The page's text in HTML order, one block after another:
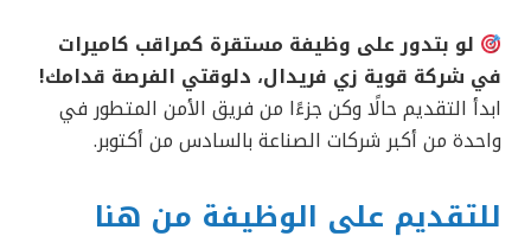
لو بتدور على وظيفة مستقرة كمراقب كاميرات
في شركة قوية زي فريدال، دلوقتي الفرصة قدامك!
ابدأ التقديم حالًا وكن جزءًا من فريق الأمن المتطور في
واحدة من أكبر شركات الصناعة بالسادس من أكتوبر.
للتقديم على الوظيفة من هنا